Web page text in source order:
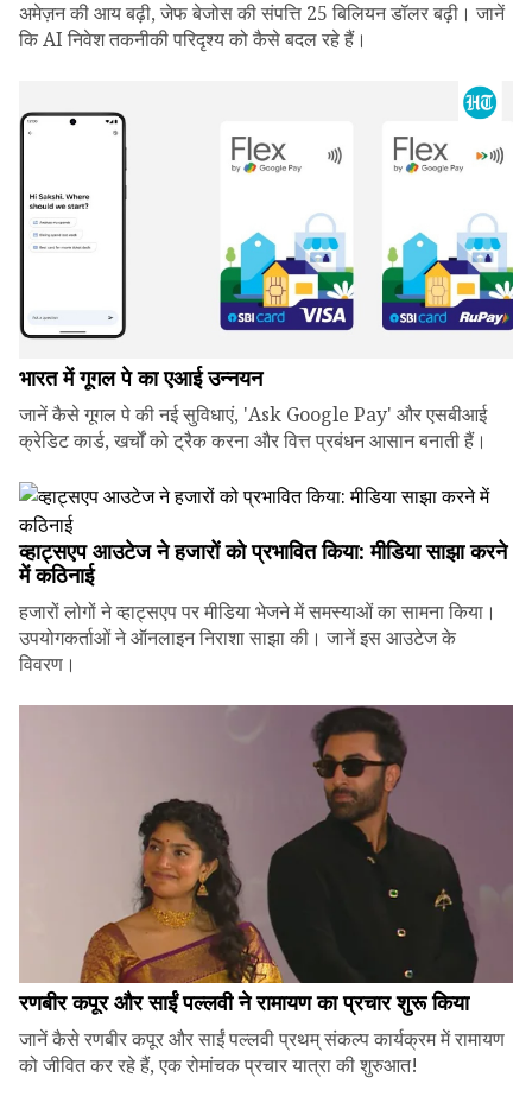
अमेज़न की आय बढ़ी, जेफ बेजोस की संपत्ति 25 बिलियन डॉलर बढ़ी। जानें
कि AI निवेश तकनीकी परिदृश्य को कैसे बदल रहे हैं।
भारत में गूगल पे का एआई उन्नयन
जानें कैसे गूगल पे की नई सुविधाएं, 'Ask Google Pay' और एसबीआई
क्रेडिट कार्ड, खर्चों को ट्रैक करना और वित्त प्रबंधन आसान बनाती हैं।
व्हाट्सएप आउटेज ने हजारों को प्रभावित किया: मीडिया साझा करने
में कठिनाई
हजारों लोगों ने व्हाट्सएप पर मीडिया भेजने में समस्याओं का सामना किया।
उपयोगकर्ताओं ने ऑनलाइन निराशा साझा की। जानें इस आउटेज के
विवरण।
रणबीर कपूर और साईं पल्लवी ने रामायण का प्रचार शुरू किया
जानें कैसे रणबीर कपूर और साईं पल्लवी प्रथम् संकल्प कार्यक्रम में रामायण
को जीवित कर रहे हैं, एक रोमांचक प्रचार यात्रा की शुरुआत!